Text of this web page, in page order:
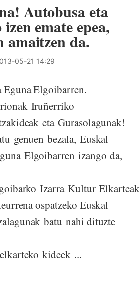
Autobusa eta
emate epea,
amaitzen da.
05-21 14:29
Elgoibarren.
Iruñerriko
eta Gurasolagunak!
genuen bezala, Euskal
Elgoibarren izango da,
Izarra Kultur
ospatzeko Euskal
batu nahi dituzte
kideek ...